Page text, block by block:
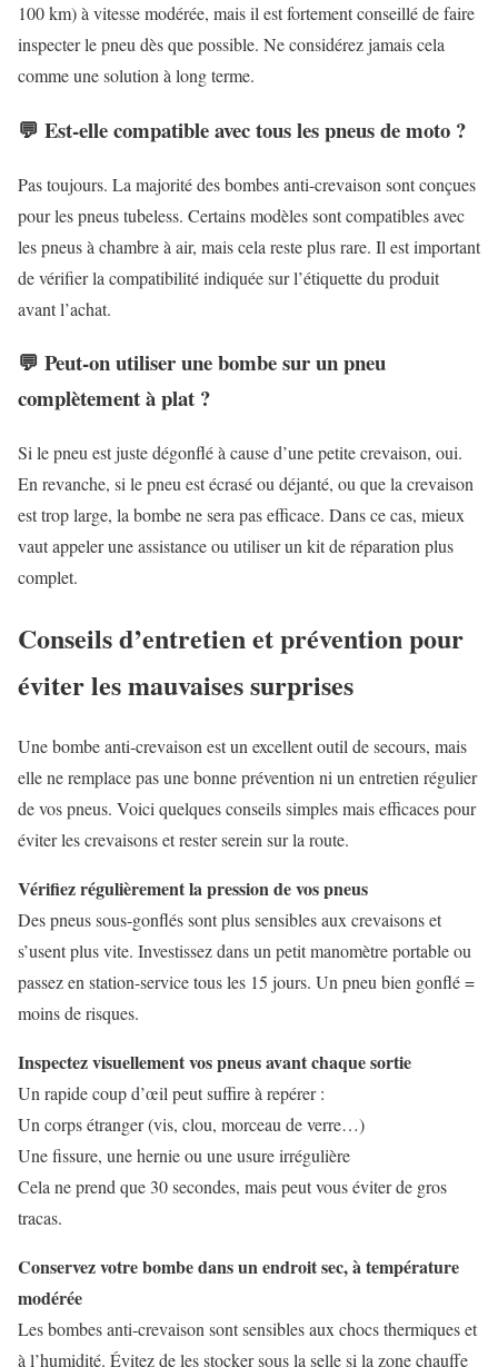
100 km) à vitesse modérée, mais il est fortement conseillé de faire
inspecter le pneu dès que possible. Ne considérez jamais cela
comme une solution à long terme.
💬 Est-elle compatible avec tous les pneus de moto ?
Pas toujours. La majorité des bombes anti-crevaison sont conçues
pour les pneus tubeless. Certains modèles sont compatibles avec
les pneus à chambre à air, mais cela reste plus rare. Il est important
de vérifier la compatibilité indiquée sur l’étiquette du produit
avant l’achat.
💬 Peut-on utiliser une bombe sur un pneu
complètement à plat ?
Si le pneu est juste dégonflé à cause d’une petite crevaison, oui.
En revanche, si le pneu est écrasé ou déjanté, ou que la crevaison
est trop large, la bombe ne sera pas efficace. Dans ce cas, mieux
vaut appeler une assistance ou utiliser un kit de réparation plus
complet.
Conseils d’entretien et prévention pour
éviter les mauvaises surprises
Une bombe anti-crevaison est un excellent outil de secours, mais
elle ne remplace pas une bonne prévention ni un entretien régulier
de vos pneus. Voici quelques conseils simples mais efficaces pour
éviter les crevaisons et rester serein sur la route.
Vérifiez régulièrement la pression de vos pneus
Des pneus sous-gonflés sont plus sensibles aux crevaisons et
s’usent plus vite. Investissez dans un petit manomètre portable ou
passez en station-service tous les 15 jours. Un pneu bien gonflé =
moins de risques.
Inspectez visuellement vos pneus avant chaque sortie
Un rapide coup d’œil peut suffire à repérer :
Un corps étranger (vis, clou, morceau de verre…)
Une fissure, une hernie ou une usure irrégulière
Cela ne prend que 30 secondes, mais peut vous éviter de gros
tracas.
Conservez votre bombe dans un endroit sec, à température
modérée
Les bombes anti-crevaison sont sensibles aux chocs thermiques et
à l’humidité. Évitez de les stocker sous la selle si la zone chauffe